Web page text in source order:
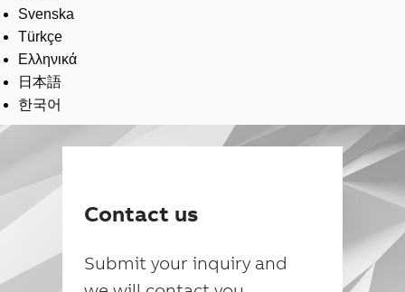
Svenska
Türkçe
Ελληνικά
日本語
한국어
Contact us
Submit your inquiry and